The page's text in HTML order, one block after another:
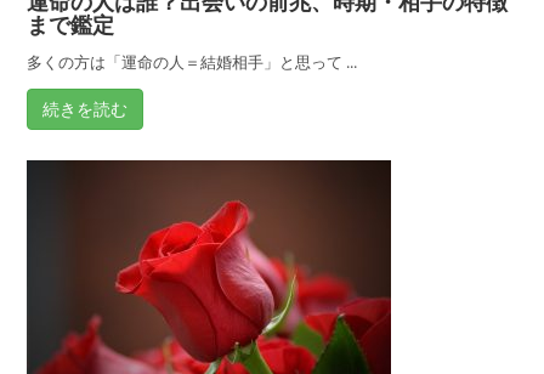
まで鑑定
多くの方は「運命の人＝結婚相手」と思って ...
続きを読む